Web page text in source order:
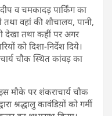
व चमकादड़ पार्किंग का
वहां की शौचालय, पानी,
देखा तथा कहीं पर अगर
को दिशा-निर्देश दिये।
चौक स्थित कांवड़ का
मौके पर शंकराचार्य चौक
श्रद्धालु कावंडिय़ों को गर्मी